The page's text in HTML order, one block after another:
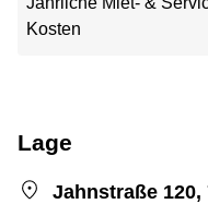
Kosten
Lage
Jahnstraße